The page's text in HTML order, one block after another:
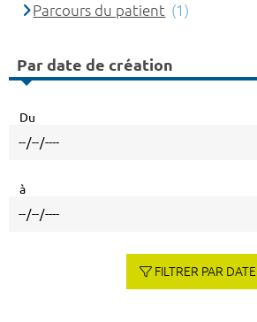
Parcours du patient (1)
Par date de création
Du
à
FILTRER PAR DATE